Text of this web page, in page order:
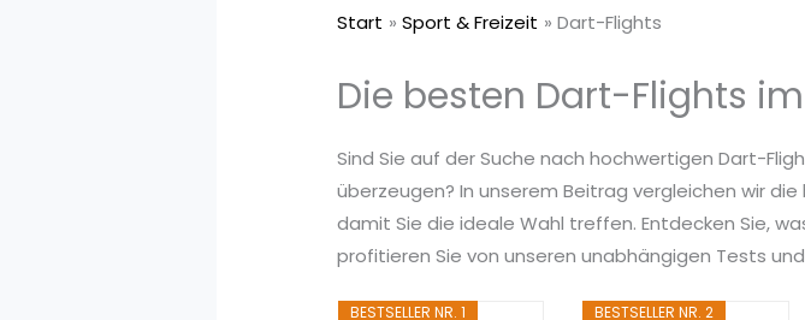
Start Sport & Freizeit Dart-Flights
Die besten Dart-Flights
Sind Sie auf der Suche nach hochwertigen Dart-
überzeugen? In unserem Beitrag vergleichen wir
damit Sie die ideale Wahl treffen. Entdecken Sie,
profitieren Sie von unseren unabhängigen Tests
BESTSELLER NR. 1 BESTSELLER NR. 2